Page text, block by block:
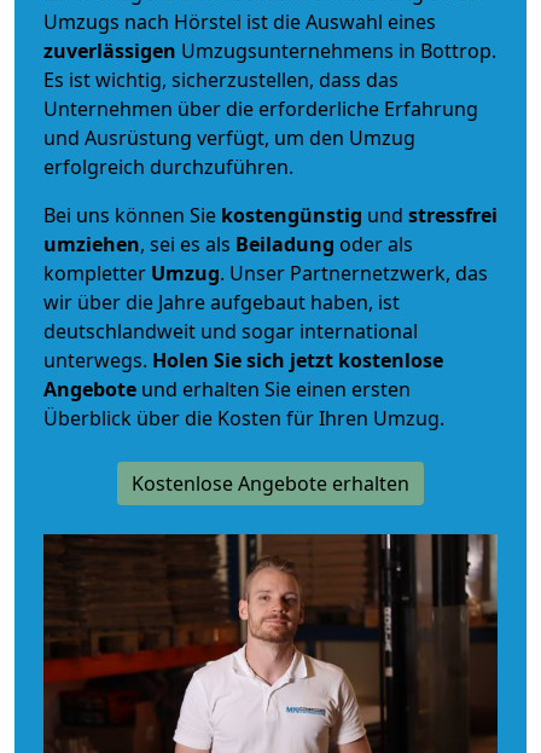
Umzugs nach Hörstel ist die Auswahl eines
zuverlässigen Umzugsunternehmens in Bottrop.
Es ist wichtig, sicherzustellen, dass das
Unternehmen über die erforderliche Erfahrung
und Ausrüstung verfügt, um den Umzug
erfolgreich durchzuführen.
Bei uns können Sie kostengünstig und stressfrei
umziehen, sei es als Beiladung oder als
kompletter Umzug. Unser Partnernetzwerk, das
wir über die Jahre aufgebaut haben, ist
deutschlandweit und sogar international
unterwegs. Holen Sie sich jetzt kostenlose
Angebote und erhalten Sie einen ersten
Überblick über die Kosten für Ihren Umzug.
Kostenlose Angebote erhalten